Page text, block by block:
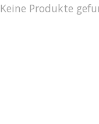
Keine Produkte